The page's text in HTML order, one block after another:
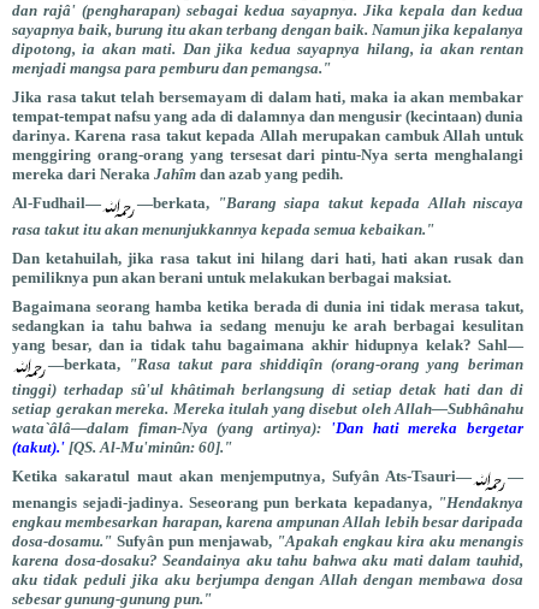
dan rajâ' (pengharapan) sebagai kedua sayapnya. Jika kepala dan kedua
sayapnya baik, burung itu akan terbang dengan baik. Namun jika kepalanya
dipotong, ia akan mati. Dan jika kedua sayapnya hilang, ia akan rentan
menjadi mangsa para pemburu dan pemangsa."
Jika rasa takut telah bersemayam di dalam hati, maka ia akan membakar
tempat-tempat nafsu yang ada di dalamnya dan mengusir (kecintaan) dunia
darinya. Karena rasa takut kepada Allah merupakan cambuk Allah untuk
menggiring orang-orang yang tersesat dari pintu-Nya serta menghalangi
mereka dari Neraka Jahîm dan azab yang pedih.
Al-Fudhail—
—berkata, "Barang siapa takut kepada Allah niscaya
rasa takut itu akan menunjukkannya kepada semua kebaikan."
Dan ketahuilah, jika rasa takut ini hilang dari hati, hati akan rusak dan
pemiliknya pun akan berani untuk melakukan berbagai maksiat.
Bagaimana seorang hamba ketika berada di dunia ini tidak merasa takut,
sedangkan ia tahu bahwa ia sedang menuju ke arah berbagai kesulitan
yang besar, dan ia tidak tahu bagaimana akhir hidupnya kelak? Sahl—
—berkata, "Rasa takut para shiddiqîn (orang-orang yang beriman
tinggi) terhadap sû'ul khâtimah berlangsung di setiap detak hati dan di
setiap gerakan mereka. Mereka itulah yang disebut oleh Allah—Subhânahu
wata`âlâ—dalam fiman-Nya (yang artinya): 'Dan hati mereka bergetar
(takut).' [QS. Al-Mu'minûn: 60]."
Ketika sakaratul maut akan menjemputnya, Sufyân Ats-Tsauri—
—
menangis sejadi-jadinya. Seseorang pun berkata kepadanya, "Hendaknya
engkau membesarkan harapan, karena ampunan Allah lebih besar daripada
dosa-dosamu." Sufyân pun menjawab, "Apakah engkau kira aku menangis
karena dosa-dosaku? Seandainya aku tahu bahwa aku mati dalam tauhid,
aku tidak peduli jika aku berjumpa dengan Allah dengan membawa dosa
sebesar gunung-gunung pun."